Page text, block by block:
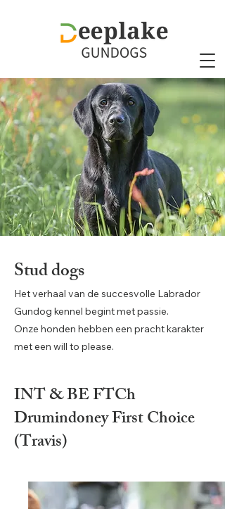
Stud dogs
Het verhaal van de succesvolle Labrador
Gundog kennel begint met passie.
Onze honden hebben een pracht karakter
met een will to please.
INT & BE FTCh
Drumindoney First Choice
(Travis)